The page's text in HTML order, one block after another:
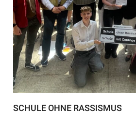
SCHULE OHNE RASSISMUS